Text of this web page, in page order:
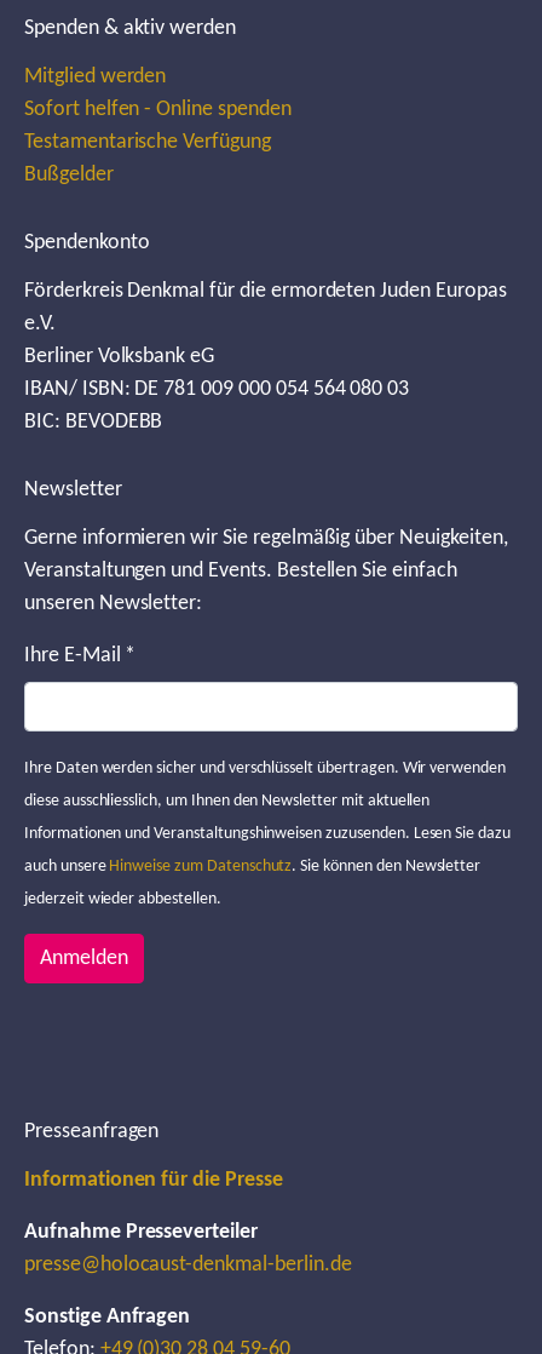
Spenden & aktiv werden
Mitglied werden
Sofort helfen - Online spenden
Testamentarische Verfügung
Bußgelder
Spendenkonto
Förderkreis Denkmal für die ermordeten Juden Europas
e.V.
Berliner Volksbank eG
IBAN/ ISBN: DE 781 009 000 054 564 080 03
BIC: BEVODEBB
Newsletter
Gerne informieren wir Sie regelmäßig über Neuigkeiten,
Veranstaltungen und Events. Bestellen Sie einfach
unseren Newsletter:
Ihre E-Mail *
Ihre Daten werden sicher und verschlüsselt übertragen. Wir verwenden
diese ausschliesslich, um Ihnen den Newsletter mit aktuellen
Informationen und Veranstaltungshinweisen zuzusenden. Lesen Sie dazu
auch unsere Hinweise zum Datenschutz. Sie können den Newsletter
jederzeit wieder abbestellen.
Anmelden
Presseanfragen
Informationen für die Presse
Aufnahme Presseverteiler
presse@holocaust-denkmal-berlin.de
Sonstige Anfragen